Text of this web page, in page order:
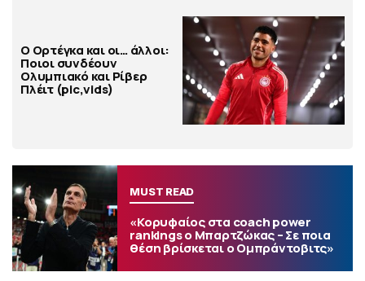
Ο Ορτέγκα και οι… άλλοι:
Ποιοι συνδέουν
Ολυμπιακό και Ρίβερ
Πλέιτ (pic,vids)
MUST READ
«Κορυφαίος στα coach power
rankings ο Μπαρτζώκας – Σε ποια
θέση βρίσκεται ο Ομπράντοβιτς»